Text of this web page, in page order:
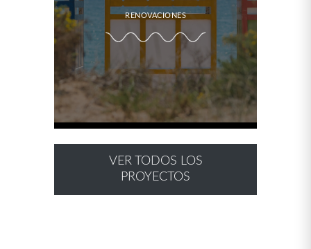
RENOVACIONES
VER TODOS LOS
PROYECTOS